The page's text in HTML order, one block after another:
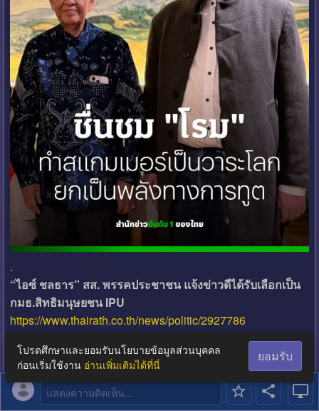
.
“ไอซ์ ชลธาร” สส. พรรคประชาชน แจ้งข่าวดีได้รับเลือกเป็น
กมธ.สิทธิมนุษยชน IPU
https://www.thairath.co.th/news/politic/2927786
.
แสดงความคิดเห็น...
โปรดศึกษาและยอมรับนโยบายข้อมูลส่วนบุคคล
ก่อนเริ่มใช้งาน อ่านเพิ่มเติมได้ที่นี่
ยอมรับ